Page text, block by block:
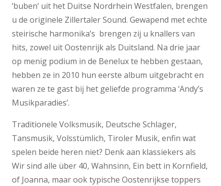
‘buben’ uit het Duitse Nordrhein Westfalen, brengen
u de originele Zillertaler Sound. Gewapend met echte
steirische harmonika’s brengen zij u knallers van
hits, zowel uit Oostenrijk als Duitsland. Na drie jaar
op menig podium in de Benelux te hebben gestaan,
hebben ze in 2010 hun eerste album uitgebracht en
waren ze te gast bij het geliefde programma ‘Andy’s
Musikparadies’.
Traditionele Volksmusik, Deutsche Schlager,
Tansmusik, Volsstümlich, Tiroler Musik, enfin wat
spelen beide heren niet? Denk aan klassiekers als
Wir sind alle über 40, Wahnsinn, Ein bett in Kornfield,
of Joanna, maar ook typische Oostenrijkse toppers